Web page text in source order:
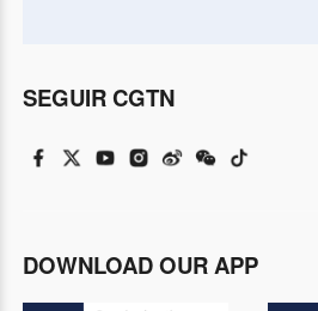
SEGUIR CGTN
DOWNLOAD OUR APP